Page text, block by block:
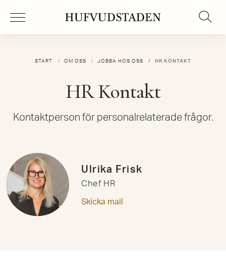
START OM OSS JOBBA HOS OSS HR KONTAKT
HR Kontakt
Kontaktperson för personalrelaterade frågor.
Ulrika Frisk
Chef HR
Skicka mail